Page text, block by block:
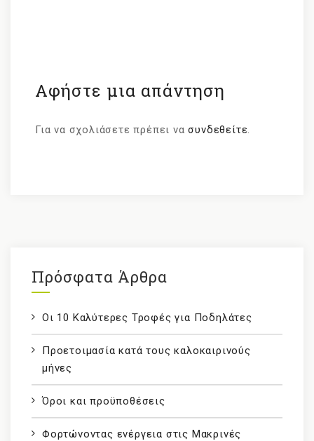
Αφήστε μια απάντηση
Για να σχολιάσετε πρέπει νασυνδεθείτε.
Πρόσφατα Άρθρα
Οι 10 Καλύτερες Τροφές για Ποδηλάτες
Προετοιμασία κατά τους καλοκαιρινούς
μήνες
Όροι και προϋποθέσεις
Φορτώνοντας ενέργεια στις Μακρινές